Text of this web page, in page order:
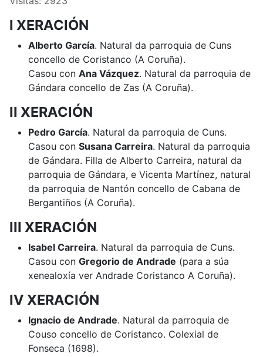
I XERACIÓN
Alberto García. Natural da parroquia de Cuns
concello de Coristanco (A Coruña).
Casou con Ana Vázquez. Natural da parroquia de
Gándara concello de Zas (A Coruña).
II XERACIÓN
Pedro García. Natural da parroquia de Cuns.
Casou con Susana Carreira. Natural da parroquia
de Gándara. Filla de Alberto Carreira, natural da
parroquia de Gándara, e Vicenta Martínez, natural
da parroquia de Nantón concello de Cabana de
Bergantiños (A Coruña).
III XERACIÓN
Isabel Carreira. Natural da parroquia de Cuns.
Casou con Gregorio de Andrade (para a súa
xenealoxía ver Andrade Coristanco A Coruña).
IV XERACIÓN
Ignacio de Andrade. Natural da parroquia de
Couso concello de Coristanco. Colexial de
Fonseca (1698).